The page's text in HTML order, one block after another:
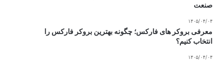
صنعت
۱۴۰۵/۰۴/۰۴
معرفی بروکر های فارکس؛ چگونه بهترین بروکر فارکس را
انتخاب کنیم؟
۱۴۰۵/۰۴/۰۴